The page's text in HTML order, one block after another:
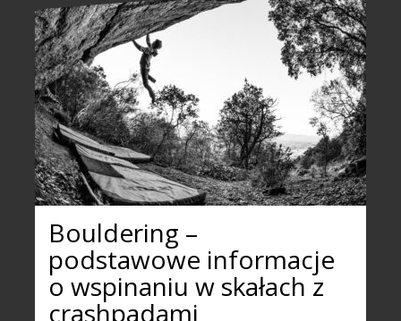
Bouldering –
podstawowe informacje
o wspinaniu w skałach z
crashpadami